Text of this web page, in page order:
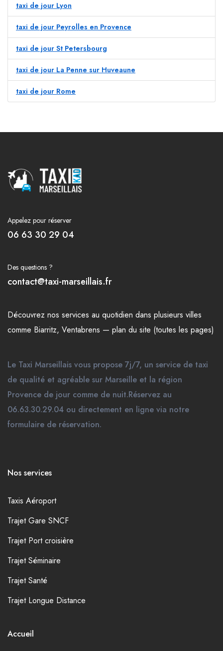
taxi de jour Lyon
taxi de jour Peyrolles en Provence
taxi de jour St Petersbourg
taxi de jour La Penne sur Huveaune
taxi de jour Rome
Appelez pour réserver
06 63 30 29 04
Des questions ?
contact@taxi-marseillais.fr
Découvrez nos services au quotidien dans plusieurs villes
comme Biarritz, Ventabrens — plan du site (toutes les pages)
Le Taxi Marseillais vous propose 7j/7, un service de taxi
de qualité et agréable sur Marseille et la région
Provence de jour comme de nuit.Réservez au
06.63.30.29.04 ou directement en ligne via notre
formulaire de réservation.
Nos services
Taxis Aéroport
Trajet Gare SNCF
Trajet Port croisière
Trajet Séminaire
Trajet Santé
Trajet Longue Distance
Accueil